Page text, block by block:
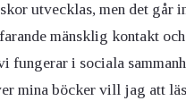
utvecklas, men det går
mänsklig kontakt
fungerar i sociala
mina böcker vill jag att